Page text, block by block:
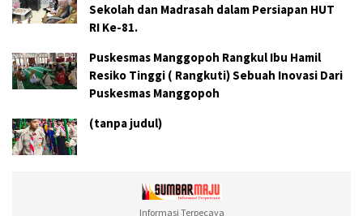
Sekolah dan Madrasah dalam Persiapan HUT
RI Ke-81.
Puskesmas Manggopoh Rangkul Ibu Hamil
Resiko Tinggi ( Rangkuti) Sebuah Inovasi Dari
Puskesmas Manggopoh
(tanpa judul)
Informasi Terpecaya